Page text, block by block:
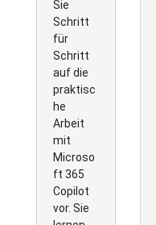
Sie
Schritt
für
Schritt
auf die
praktisc
he
Arbeit
mit
Microso
ft 365
Copilot
vor. Sie